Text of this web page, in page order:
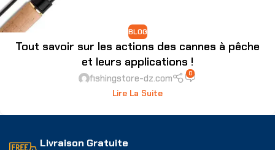
BLOG
Tout savoir sur les actions des cannes à pêche
et leurs applications !
fishingstore-dz.com 0
Lire La Suite
Livraison Gratuite